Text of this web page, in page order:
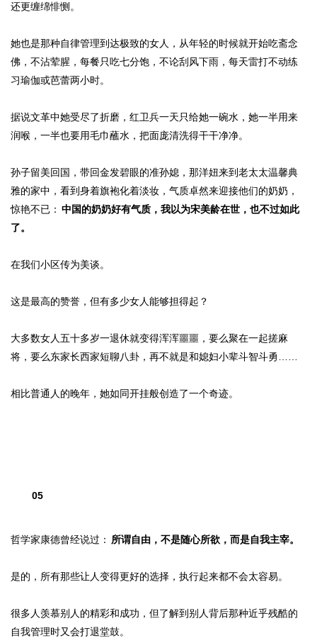
还更缠绵悱恻。
她也是那种自律管理到达极致的女人，从年轻的时候就开始吃斋念
佛，不沾荤腥，每餐只吃七分饱，不论刮风下雨，每天雷打不动练
习瑜伽或芭蕾两小时。
据说文革中她受尽了折磨，红卫兵一天只给她一碗水，她一半用来
润喉，一半也要用毛巾蘸水，把面庞清洗得干干净净。
孙子留美回国，带回金发碧眼的准孙媳，那洋妞来到老太太温馨典
雅的家中，看到身着旗袍化着淡妆，气质卓然来迎接他们的奶奶，
惊艳不已： 中国的奶奶好有气质，我以为宋美龄在世，也不过如此
了。
在我们小区传为美谈。
这是最高的赞誉，但有多少女人能够担得起？
大多数女人五十多岁一退休就变得浑浑噩噩，要么聚在一起搓麻
将，要么东家长西家短聊八卦，再不就是和媳妇小辈斗智斗勇……
相比普通人的晚年，她如同开挂般创造了一个奇迹。
05
哲学家康德曾经说过： 所谓自由，不是随心所欲，而是自我主宰。
是的，所有那些让人变得更好的选择，执行起来都不会太容易。
很多人羡慕别人的精彩和成功，但了解到别人背后那种近乎残酷的
自我管理时又会打退堂鼓。